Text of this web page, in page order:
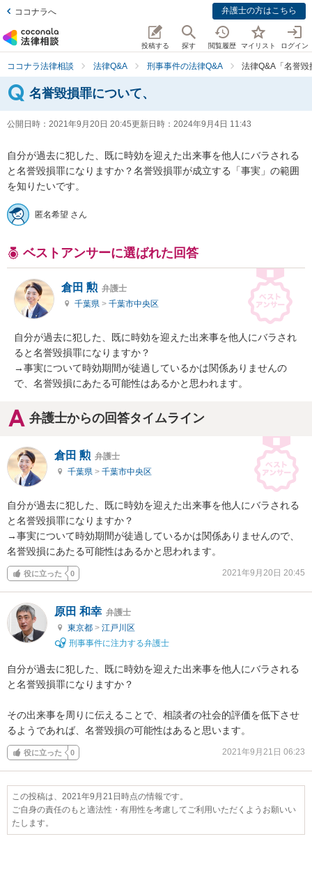
ココナラへ 弁護士の方はこちら
投稿する 探す 閲覧履歴 マイリスト ログイン
ココナラ法律相談 法律Q&A 刑事事件の法律Q&A 法律Q&A「名誉
名誉毀損罪について、
公開日時： 2021年9月20日 20:45更新日時： 2024年9月4日 11:43
自分が過去に犯した、既に時効を迎えた出来事を他人にバラされる
と名誉毀損罪になりますか？名誉毀損罪が成立する「事実」の範囲
を知りたいです。
匿名希望 さん
ベストアンサーに選ばれた回答
倉田 勲 弁護士
千葉県 > 千葉市中央区
自分が過去に犯した、既に時効を迎えた出来事を他人にバラされ
ると名誉毀損罪になりますか？
→事実について時効期間が徒過しているかは関係ありませんの
で、名誉毀損にあたる可能性はあるかと思われます。
弁護士からの回答タイムライン
倉田 勲 弁護士
千葉県 > 千葉市中央区
自分が過去に犯した、既に時効を迎えた出来事を他人にバラされる
と名誉毀損罪になりますか？
→事実について時効期間が徒過しているかは関係ありませんので、
名誉毀損にあたる可能性はあるかと思われます。
役に立った 0 2021年9月20日 20:45
原田 和幸 弁護士
東京都 > 江戸川区
刑事事件に注力する弁護士
自分が過去に犯した、既に時効を迎えた出来事を他人にバラされる
と名誉毀損罪になりますか？
その出来事を周りに伝えることで、相談者の社会的評価を低下させ
るようであれば、名誉毀損の可能性はあると思います。
役に立った 0 2021年9月21日 06:23
この投稿は、2021年9月21日時点の情報です。
ご自身の責任のもと適法性・有用性を考慮してご利用いただくようお願いい
たします。